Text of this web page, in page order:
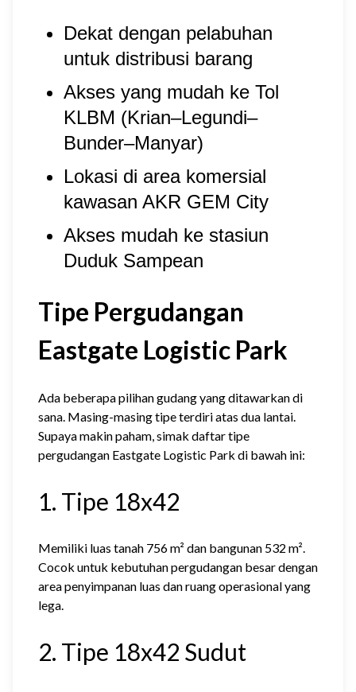
Dekat dengan pelabuhan
untuk distribusi barang
Akses yang mudah ke Tol
KLBM (Krian–Legundi–
Bunder–Manyar)
Lokasi di area komersial
kawasan AKR GEM City
Akses mudah ke stasiun
Duduk Sampean
Tipe Pergudangan
Eastgate Logistic Park
Ada beberapa pilihan gudang yang ditawarkan di
sana. Masing-masing tipe terdiri atas dua lantai.
Supaya makin paham, simak daftar tipe
pergudangan Eastgate Logistic Park di bawah ini:
1. Tipe 18x42
Memiliki luas tanah 756 m² dan bangunan 532 m².
Cocok untuk kebutuhan pergudangan besar dengan
area penyimpanan luas dan ruang operasional yang
lega.
2. Tipe 18x42 Sudut